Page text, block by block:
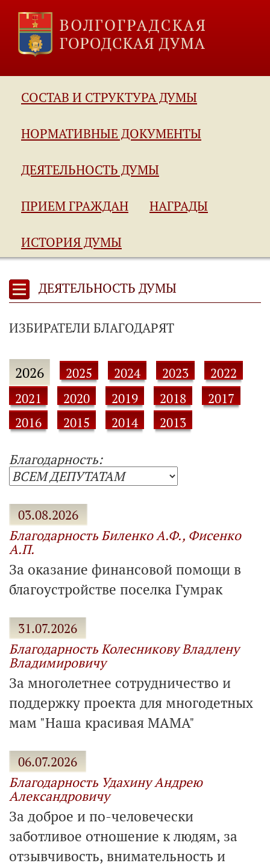
СОСТАВ И СТРУКТУРА ДУМЫ
НОРМАТИВНЫЕ ДОКУМЕНТЫ
ДЕЯТЕЛЬНОСТЬ ДУМЫ
ПРИЕМ ГРАЖДАН НАГРАДЫ
ИСТОРИЯ ДУМЫ
ДЕЯТЕЛЬНОСТЬ ДУМЫ
ИЗБИРАТЕЛИ БЛАГОДАРЯТ
2026 2025 2024 2023
2022
2021
2020 2019 2018
2017
2016
2015 2014 2013
Благодарность:
03.08.2026
Благодарность Биленко А.Ф., Фисенко
А.П.
За оказание финансовой помощи в
благоустройстве поселка Гумрак
31.07.2026
Благодарность Колесникову Владлену
Владимировичу
За многолетнее сотрудничество и
поддержку проекта для многодетных
мам "Наша красивая МАМА"
06.07.2026
Благодарность Удахину Андрею
Александровичу
За доброе и по-человечески
заботливое отношение к людям, за
отзывчивость, внимательность и